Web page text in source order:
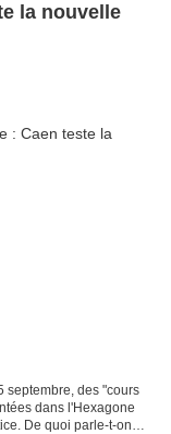
la nouvelle
septembre, des "cours
dans l'Hexagone
De quoi parle-t-on